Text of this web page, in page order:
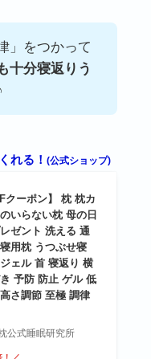
」をつかって
十分寝返りう
れる！ (公式ショップ)
クーポン】 枕 枕カ
いらない枕 母の日
ゼント 洗える 通
用枕 うつぶせ寝
ェル 首 寝返り 横
予防 防止 ゲル 低
さ調節 至極 調律
公式睡眠研究所